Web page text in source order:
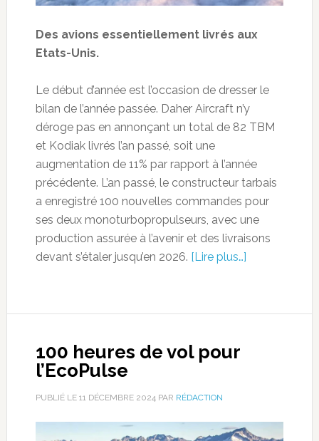
Des avions essentiellement livrés aux
Etats-Unis.
Le début d’année est l’occasion de dresser le
bilan de l’année passée. Daher Aircraft n’y
déroge pas en annonçant un total de 82 TBM
et Kodiak livrés l’an passé, soit une
augmentation de 11% par rapport à l’année
précédente. L’an passé, le constructeur tarbais
a enregistré 100 nouvelles commandes pour
ses deux monoturbopropulseurs, avec une
production assurée à l’avenir et des livraisons
devant s’étaler jusqu’en 2026. [Lire plus…]
100 heures de vol pour
l’EcoPulse
PUBLIÉ LE 11 DÉCEMBRE 2024PAR RÉDACTION